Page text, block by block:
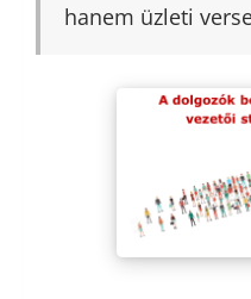
hanem üzleti